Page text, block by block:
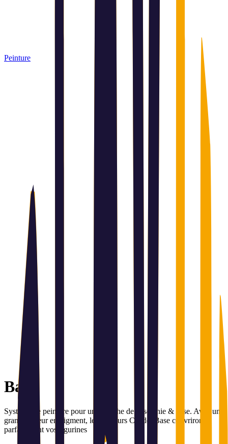
Peinture
Base
Système de peinture pour une couche de base unie & lisse. Avec une
grande teneur en pigment, les couleurs Citadel Base couvriront
parfaitement vos figurines